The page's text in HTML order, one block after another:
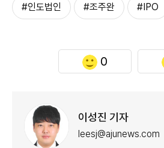
#인도법인 #조주완 #IPO
0
이성진 기자
leesj@ajunews.com